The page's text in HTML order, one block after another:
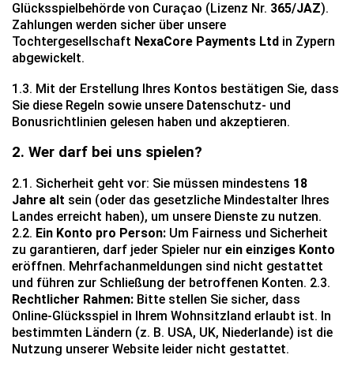
Glücksspielbehörde von Curaçao (Lizenz Nr. 365/JAZ).
Zahlungen werden sicher über unsere
Tochtergesellschaft NexaCore Payments Ltd in Zypern
abgewickelt.
1.3. Mit der Erstellung Ihres Kontos bestätigen Sie, dass
Sie diese Regeln sowie unsere Datenschutz- und
Bonusrichtlinien gelesen haben und akzeptieren.
2. Wer darf bei uns spielen?
2.1. Sicherheit geht vor: Sie müssen mindestens 18
Jahre alt sein (oder das gesetzliche Mindestalter Ihres
Landes erreicht haben), um unsere Dienste zu nutzen.
2.2. Ein Konto pro Person: Um Fairness und Sicherheit
zu garantieren, darf jeder Spieler nur ein einziges Konto
eröffnen. Mehrfachanmeldungen sind nicht gestattet
und führen zur Schließung der betroffenen Konten. 2.3.
Rechtlicher Rahmen: Bitte stellen Sie sicher, dass
Online-Glücksspiel in Ihrem Wohnsitzland erlaubt ist. In
bestimmten Ländern (z. B. USA, UK, Niederlande) ist die
Nutzung unserer Website leider nicht gestattet.